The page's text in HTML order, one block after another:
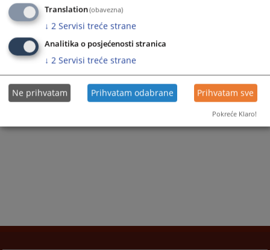
Translation(obavezna)
↓ 2 Servisi treće strane
Analitika o posjećenosti stranica
↓ 2 Servisi treće strane
Ne prihvatam Prihvatam odabrane Prihvatam sve
Pokreće Klaro!